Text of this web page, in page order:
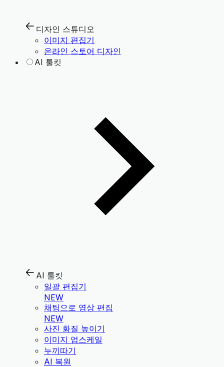
디자인 스튜디오
이미지 편집기
온라인 스토어 디자인
AI 툴킷
AI 툴킷
일괄 편집기
NEW
채팅으로 영상 편집
NEW
사진 화질 높이기
이미지 업스케일
누끼따기
AI 복원